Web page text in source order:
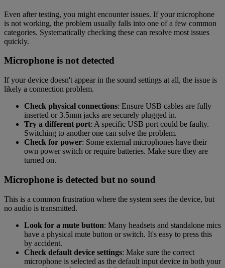
Even after testing, you might encounter issues. If your microphone
is not working, the problem usually falls into one of a few common
categories. Systematically checking these can resolve most issues
quickly.
Microphone is not detected
If your device doesn't appear in the sound settings at all, the issue is
likely a connection problem.
Check physical connections: Ensure USB cables are fully
inserted or 3.5mm jacks are securely plugged in.
Try a different port: A specific USB port could be faulty.
Switching to another one can solve the problem.
Check for power: Some external microphones have their
own power switch or require batteries. Make sure they are
turned on.
Microphone is detected but no sound
This is a common frustration where the system sees the device, but
no audio is transmitted.
Look for a mute button: Many headsets and standalone mics
have a physical mute button or switch. It's easy to press this
by accident.
Check default device settings: Make sure the correct
microphone is selected as the default input device in both your